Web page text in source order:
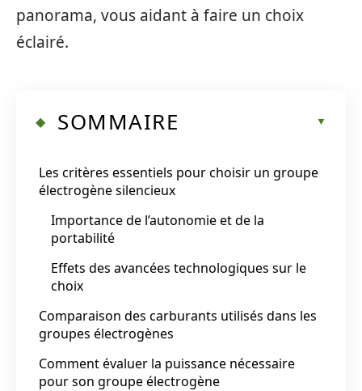
panorama, vous aidant à faire un choix
éclairé.
SOMMAIRE
Les critères essentiels pour choisir un groupe
électrogène silencieux
Importance de l’autonomie et de la
portabilité
Effets des avancées technologiques sur le
choix
Comparaison des carburants utilisés dans les
groupes électrogènes
Comment évaluer la puissance nécessaire
pour son groupe électrogène